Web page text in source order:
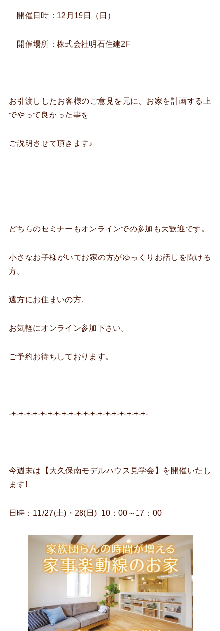
開催日時：12月19日（日）
開催場所：株式会社明石住建2F
お引渡ししたお客様のご意見を元に、お家を計画する上
でやって良かった事を
ご説明させて頂きます♪
どちらのセミナーもオンラインでの参加も大歓迎です。
小さなお子様がいてお家の方がゆっくりお話しを聞ける
方。
遠方にお住まいの方。
お気軽にオンライン参加下さい。
ご予約お待ちしております。
-+-+-+-+-+-+-+-+-+-+-+-+-+-+-+-+-+-+-+-
今週末は【大久保南モデルハウス見学会】を開催いたし
ます‼
日時：11/27(土)・28(日) 10：00～17：00